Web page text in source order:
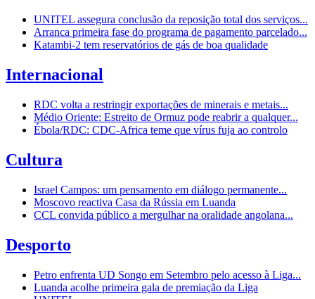
UNITEL assegura conclusão da reposição total dos serviços...
Arranca primeira fase do programa de pagamento parcelado...
Katambi-2 tem reservatórios de gás de boa qualidade
Internacional
RDC volta a restringir exportações de minerais e metais...
Médio Oriente: Estreito de Ormuz pode reabrir a qualquer...
Ébola/RDC: CDC-Africa teme que vírus fuja ao controlo
Cultura
Israel Campos: um pensamento em diálogo permanente...
Moscovo reactiva Casa da Rússia em Luanda
CCL convida público a mergulhar na oralidade angolana...
Desporto
Petro enfrenta UD Songo em Setembro pelo acesso à Liga...
Luanda acolhe primeira gala de premiação da Liga